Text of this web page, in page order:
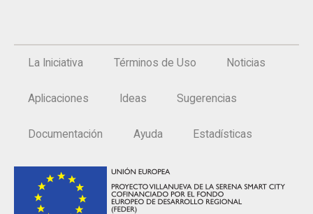
La Iniciativa Términos de Uso Noticias
Aplicaciones Ideas Sugerencias
Documentación Ayuda Estadísticas